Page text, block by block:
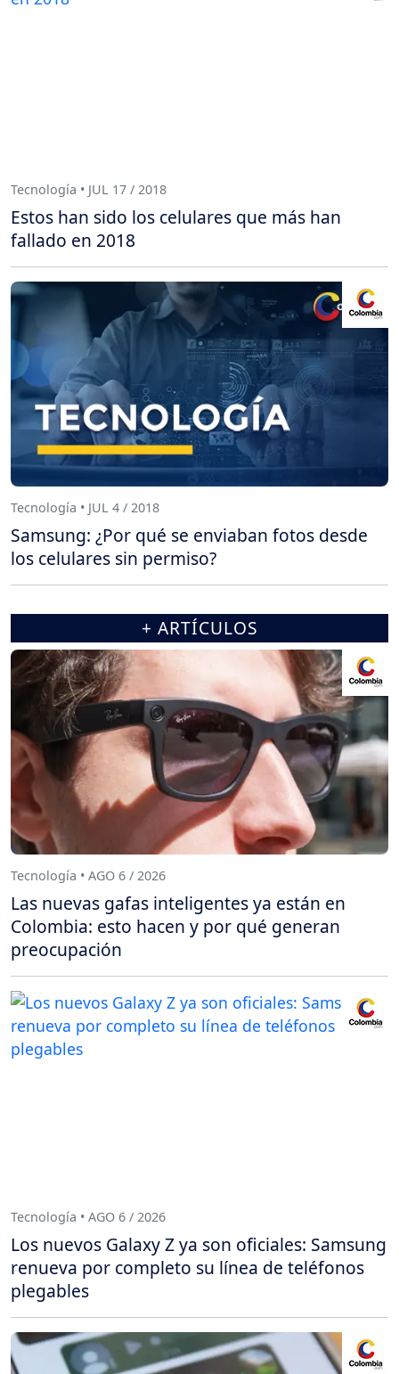
Tecnología • JUL 17 / 2018
Estos han sido los celulares que más han
fallado en 2018
Tecnología • JUL 4 / 2018
Samsung: ¿Por qué se enviaban fotos desde
los celulares sin permiso?
+ ARTÍCULOS
Tecnología • AGO 6 / 2026
Las nuevas gafas inteligentes ya están en
Colombia: esto hacen y por qué generan
preocupación
Tecnología • AGO 6 / 2026
Los nuevos Galaxy Z ya son oficiales: Samsung
renueva por completo su línea de teléfonos
plegables